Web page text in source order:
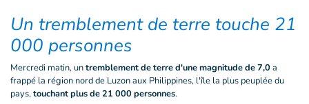
Un tremblement de terre touche 21
000 personnes
Mercredi matin, untremblement de terre d'une magnitude de 7,0a
frappé la région nord de Luzon aux Philippines, l'île la plus peuplée du
pays,touchant plus de 21 000 personnes.